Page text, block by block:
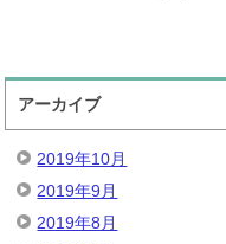
アーカイブ
2019年10月
2019年9月
2019年8月